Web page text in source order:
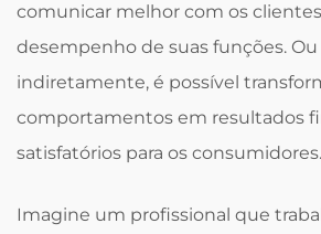
comunicar melhor com os
desempenho de suas funções.
indiretamente, é possível
comportamentos em resultados
satisfatórios para os consumidores.
Imagine um profissional que